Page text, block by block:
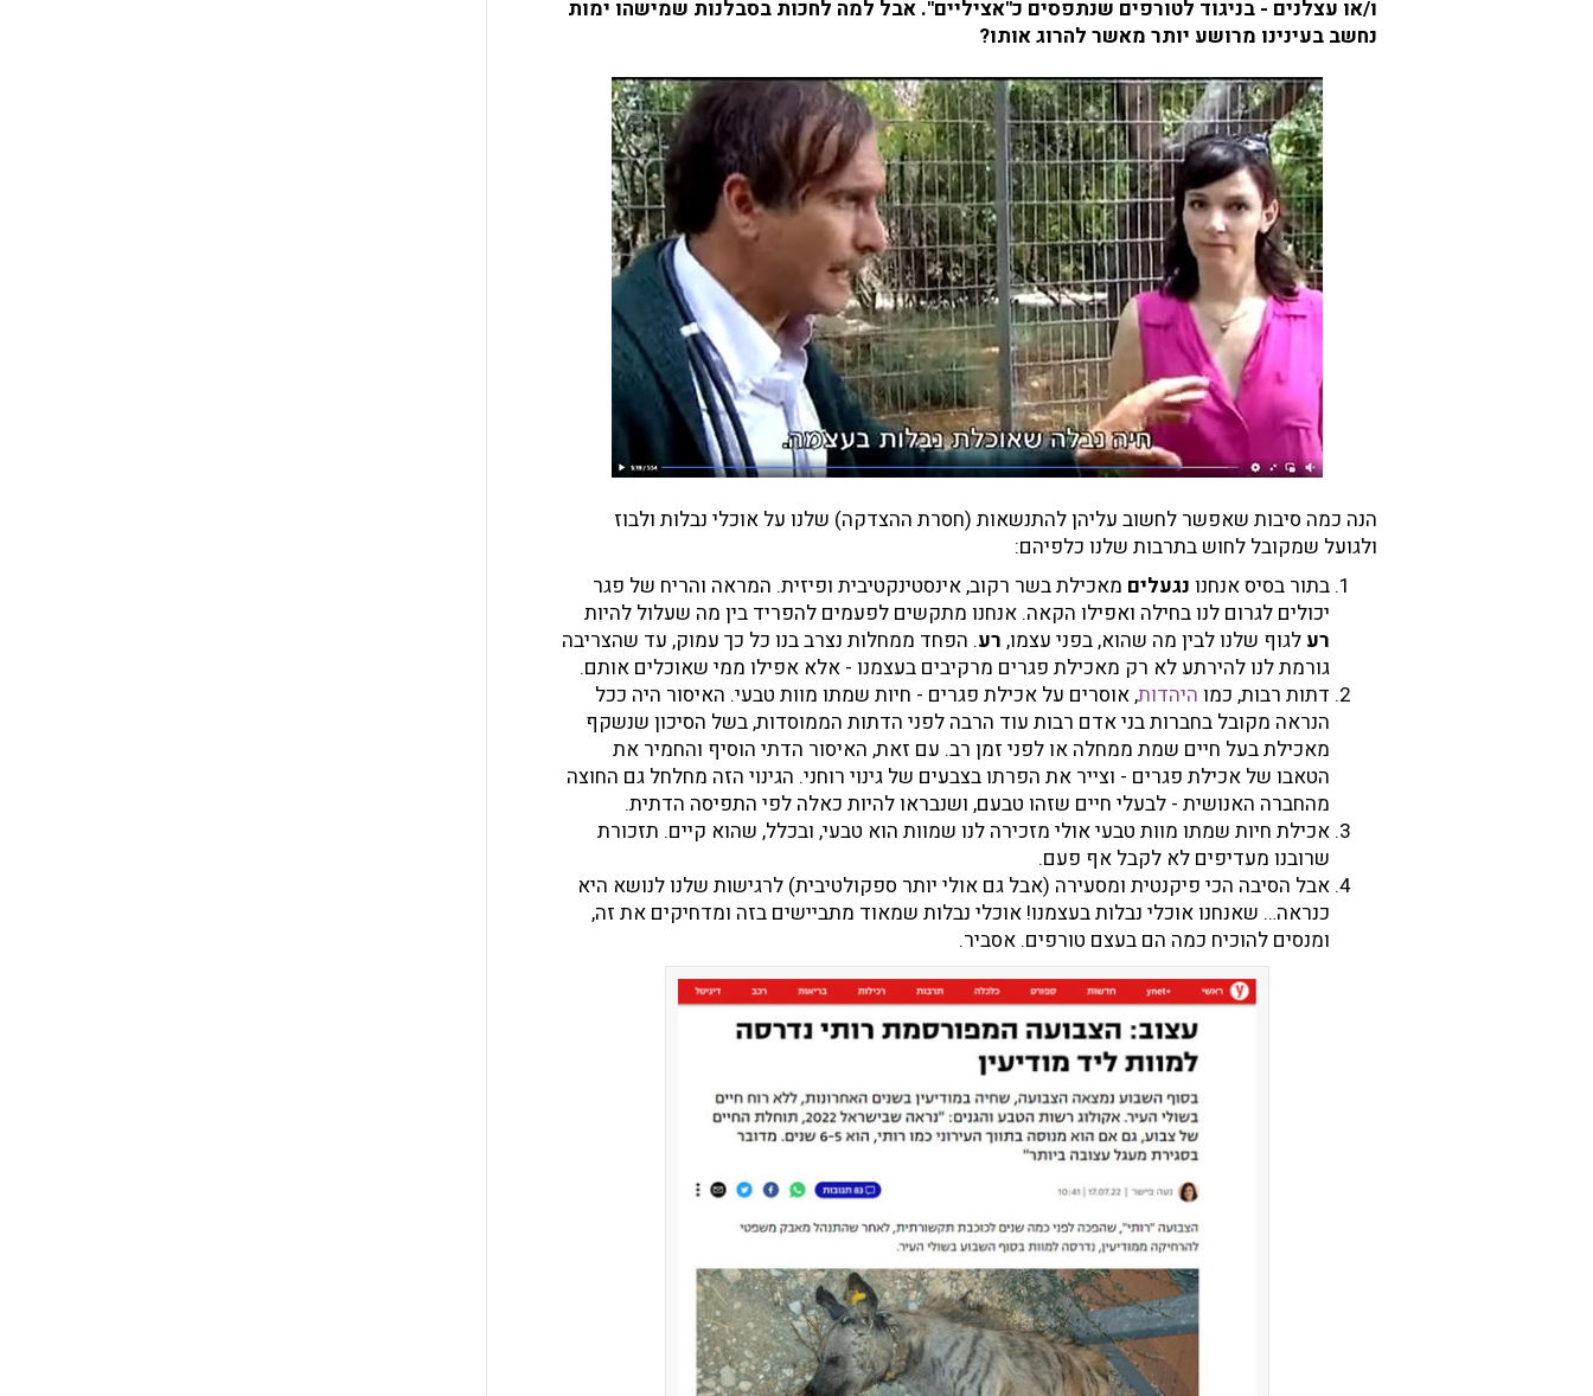
ו/או עצלנים - בניגוד לטורפים שנתפסים כ"אציליים". אבל למה לחכות בסבלנות שמישהו ימות
נחשב בעינינו מרושע יותר מאשר להרוג אותו?
הנה כמה סיבות שאפשר לחשוב עליהן להתנשאות (חסרת ההצדקה) שלנו על אוכלי נבלות ולבוז
ולגועל שמקובל לחוש בתרבות שלנו כלפיהם:
בתור בסיס אנחנו נגעלים מאכילת בשר רקוב, אינסטינקטיבית ופיזית. המראה והריח של פגר
יכולים לגרום לנו בחילה ואפילו הקאה. אנחנו מתקשים לפעמים להפריד בין מה שעלול להיות
רע לגוף שלנו לבין מה שהוא, בפני עצמו, רע. הפחד ממחלות נצרב בנו כל כך עמוק, עד שהצריבה
גורמת לנו להירתע לא רק מאכילת פגרים מרקיבים בעצמנו - אלא אפילו ממי שאוכלים אותם.
דתות רבות, כמו היהדות, אוסרים על אכילת פגרים - חיות שמתו מוות טבעי. האיסור היה ככל
הנראה מקובל בחברות בני אדם רבות עוד הרבה לפני הדתות הממוסדות, בשל הסיכון שנשקף
מאכילת בעל חיים שמת ממחלה או לפני זמן רב. עם זאת, האיסור הדתי הוסיף והחמיר את
הטאבו של אכילת פגרים - וצייר את הפרתו בצבעים של גינוי רוחני. הגינוי הזה מחלחל גם החוצה
מהחברה האנושית - לבעלי חיים שזהו טבעם, ושנבראו להיות כאלה לפי התפיסה הדתית.
אכילת חיות שמתו מוות טבעי אולי מזכירה לנו שמוות הוא טבעי, ובכלל, שהוא קיים. תזכורת
שרובנו מעדיפים לא לקבל אף פעם.
אבל הסיבה הכי פיקנטית ומסעירה (אבל גם אולי יותר ספקולטיבית) לרגישות שלנו לנושא היא
כנראה… שאנחנו אוכלי נבלות בעצמנו! אוכלי נבלות שמאוד מתביישים בזה ומדחיקים את זה,
ומנסים להוכיח כמה הם בעצם טורפים. אסביר.